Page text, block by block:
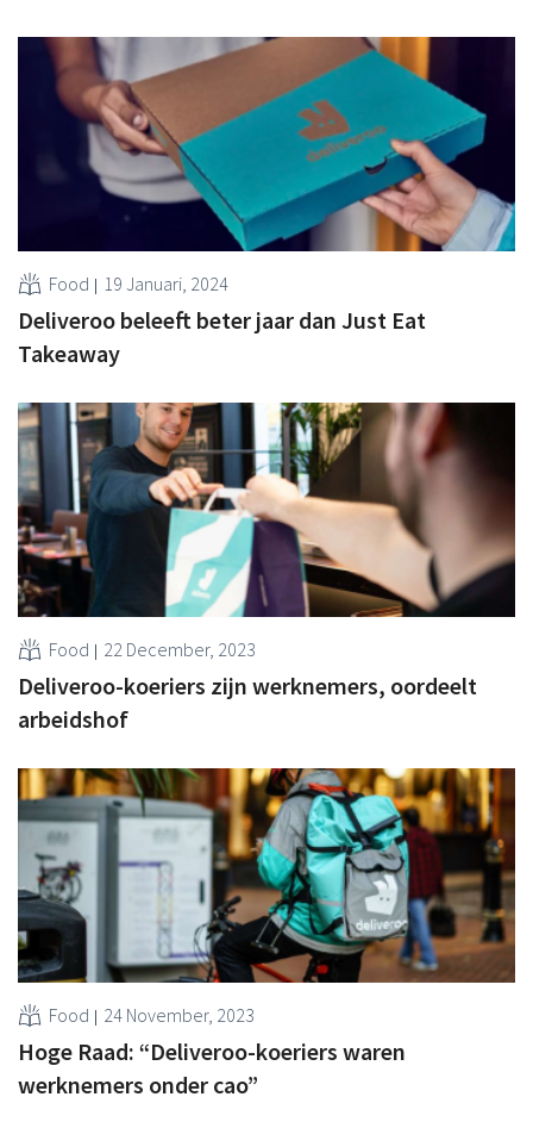
Food 19 Januari, 2024
Deliveroo beleeft beter jaar dan Just Eat
Takeaway
Food 22 December, 2023
Deliveroo-koeriers zijn werknemers, oordeelt
arbeidshof
Food 24 November, 2023
Hoge Raad: “Deliveroo-koeriers waren
werknemers onder cao”